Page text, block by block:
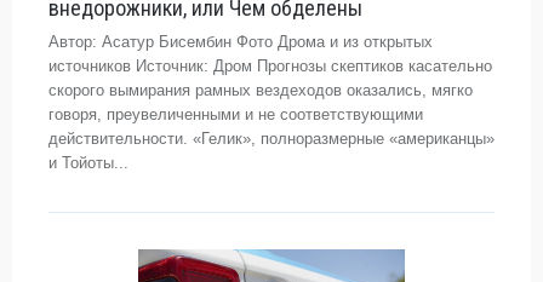
внедорожники, или Чем обделены
Автор: Асатур Бисембин Фото Дрома и из открытых
источников Источник: Дром Прогнозы скептиков касательно
скорого вымирания рамных вездеходов оказались, мягко
говоря, преувеличенными и не соответствующими
действительности. «Гелик», полноразмерные «американцы»
и Тойоты...